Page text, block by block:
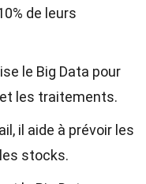
de leurs
le Big Data pour
les traitements.
il aide à prévoir les
stocks.